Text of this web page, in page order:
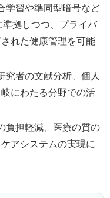
学習や準同型暗号など
拠しつつ、プライバ
れた健康管理を可能
究者の文献分析、個人
にわたる分野での活
負担軽減、医療の質の
アシステムの実現に